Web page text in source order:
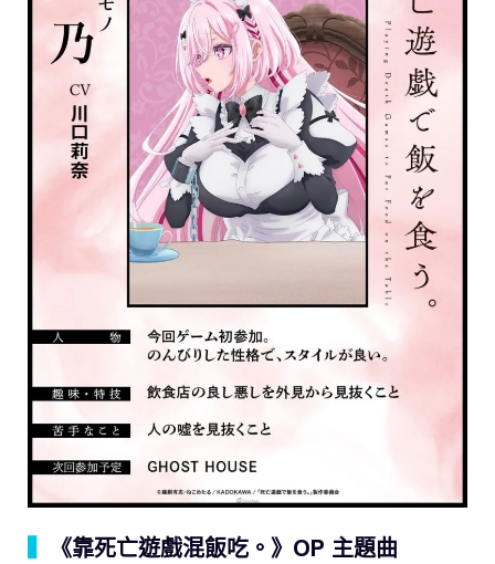
《靠死亡遊戲混飯吃。》OP 主題曲